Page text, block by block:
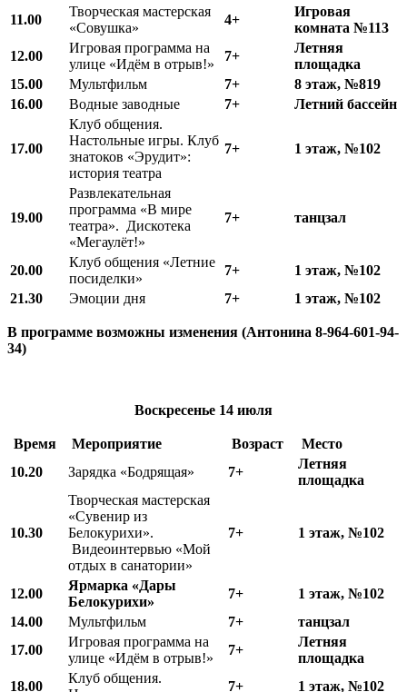
11.00
Творческая мастерская
«Совушка»
4+
Игровая
комната №113
12.00
Игровая программа на
улице «Идём в отрыв!»
7+
Летняя
площадка
15.00
Мультфильм 7+
8 этаж, №819
16.00
Водные заводные 7+ Летний бассейн
17.00
Клуб общения.
Настольные игры. Клуб
знатоков «Эрудит»:
история театра
7+ 1 этаж, №102
19.00
Развлекательная
программа «В мире
театра». Дискотека
«Мегаулёт!»
7+ танцзал
20.00
Клуб общения «Летние
посиделки»
7+
1 этаж, №102
21.30
Эмоции дня 7+ 1 этаж, №102
В программе возможны изменения (Антонина 8-964-601-94-
34)
Воскресенье 14 июля
Время Мероприятие Возраст
Место
10.20
Зарядка «Бодрящая» 7+
Летняя
площадка
10.30
Творческая мастерская
«Сувенир из
Белокурихи».
Видеоинтервью «Мой
отдых в санатории»
7+ 1 этаж, №102
12.00
Ярмарка «Дары
Белокурихи»
7+
1 этаж, №102
14.00
Мультфильм 7+
танцзал
17.00
Игровая программа на
улице «Идём в отрыв!»
7+
Летняя
площадка
18.00
Клуб общения.
7+ 1 этаж, №102